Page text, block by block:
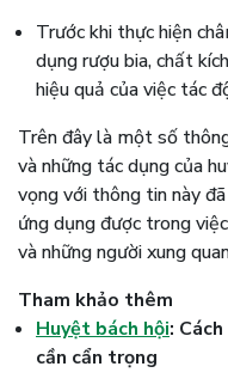
Trước khi thực hiện
dụng rượu bia, chất
hiệu quả của việc tác
Trên đây là một số
và những tác dụng của
vọng với thông tin này
ứng dụng được trong
và những người xung
Tham khảo thêm
Huyệt bách hội:
cần cẩn trọng